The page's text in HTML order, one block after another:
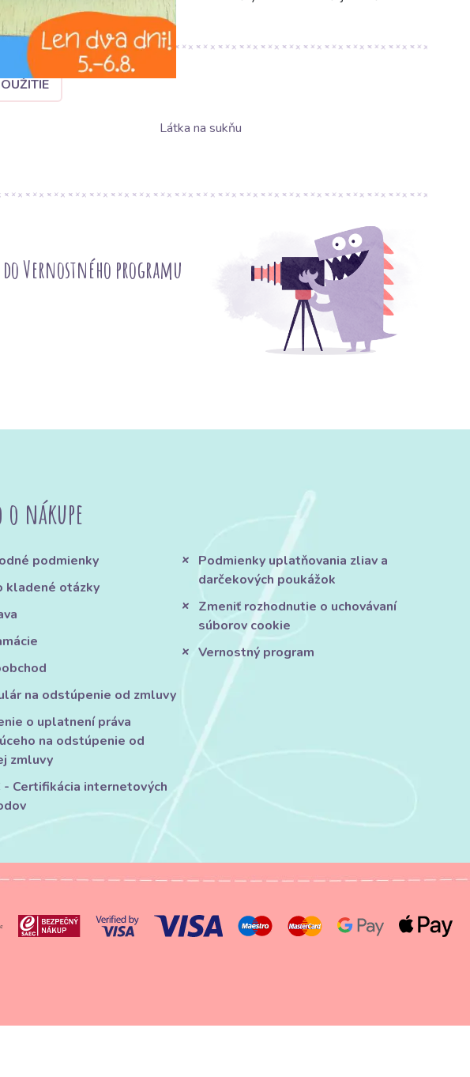
maximálnym pohodlím.
Látka na sukňu
do Vernostného programu
o nákupe
podmienky
kladené otázky
na odstúpenie od zmluvy
o uplatnení práva
na odstúpenie od
zmluvy
- Certifikácia internetových
Podmienky uplatňovania zliav a
darčekových poukážok
Zmeniť rozhodnutie o uchovávaní
súborov cookie
Vernostný program